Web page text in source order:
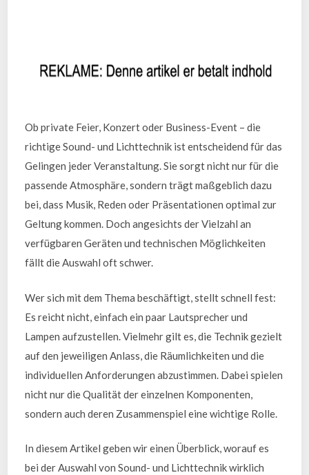
Ob private Feier, Konzert oder Business-Event – die
richtige Sound- und Lichttechnik ist entscheidend für das
Gelingen jeder Veranstaltung. Sie sorgt nicht nur für die
passende Atmosphäre, sondern trägt maßgeblich dazu
bei, dass Musik, Reden oder Präsentationen optimal zur
Geltung kommen. Doch angesichts der Vielzahl an
verfügbaren Geräten und technischen Möglichkeiten
fällt die Auswahl oft schwer.
Wer sich mit dem Thema beschäftigt, stellt schnell fest:
Es reicht nicht, einfach ein paar Lautsprecher und
Lampen aufzustellen. Vielmehr gilt es, die Technik gezielt
auf den jeweiligen Anlass, die Räumlichkeiten und die
individuellen Anforderungen abzustimmen. Dabei spielen
nicht nur die Qualität der einzelnen Komponenten,
sondern auch deren Zusammenspiel eine wichtige Rolle.
In diesem Artikel geben wir einen Überblick, worauf es
bei der Auswahl von Sound- und Lichttechnik wirklich